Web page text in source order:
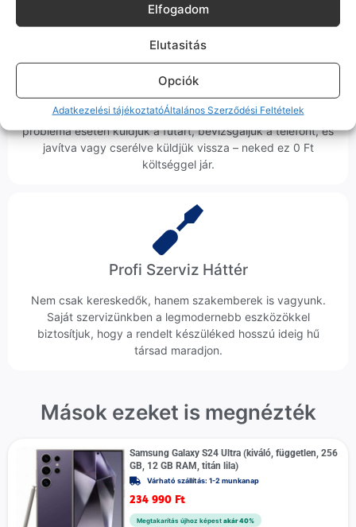
Elfogadom
Elutasitás
Opciók
Adatkezelési tájékoztatóÁltalános Szerződési Feltételek
Ingyenes Futár & Szerviz
Ha messze laksz, mi megyünk a készülékért. Garanciális
probléma esetén küldjük a futárt, bevizsgáljuk a telefont, és
javítva vagy cserélve küldjük vissza – neked ez 0 Ft
költséggel jár.
Profi Szerviz Háttér
Nem csak kereskedők, hanem szakemberek is vagyunk.
Saját szervizünkben a legmodernebb eszközökkel
biztosítjuk, hogy a rendelt készüléked hosszú ideig hű
társad maradjon.
Mások ezeket is megnézték
Samsung Galaxy S24 Ultra (kiváló, független, 256
GB, 12 GB RAM, titán lila)
Várható szállítás: 1-2 munkanap
234 990 Ft
Megtakarítás újhoz képest akár 40%